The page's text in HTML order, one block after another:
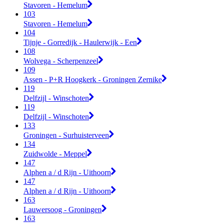
Stavoren - Hemelum
103
Stavoren - Hemelum
104
Tijnje - Gorredijk - Haulerwijk - Een
108
Wolvega - Scherpenzeel
109
Assen - P+R Hoogkerk - Groningen Zernike
119
Delfzijl - Winschoten
119
Delfzijl - Winschoten
133
Groningen - Surhuisterveen
134
Zuidwolde - Meppel
147
Alphen a / d Rijn - Uithoorn
147
Alphen a / d Rijn - Uithoorn
163
Lauwersoog - Groningen
163